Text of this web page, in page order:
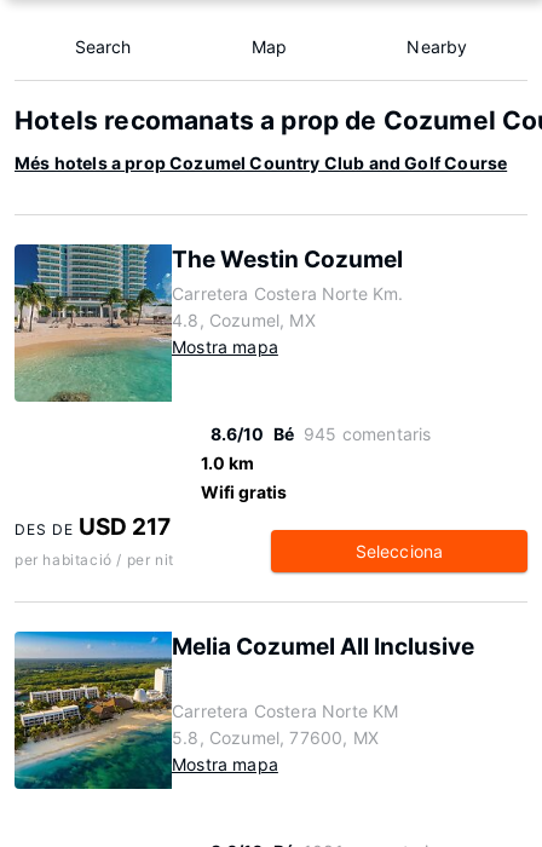
Search Map Nearby
Hotels recomanats a prop de Cozumel
Més hotels a prop Cozumel Country Club and Golf Course
The Westin Cozumel
Carretera Costera Norte Km.
4.8, Cozumel, MX
Mostra mapa
8.6/10 Bé 945 comentaris
1.0 km
Wifi gratis
DES DE USD 217
per habitació / per nit Selecciona
Melia Cozumel All Inclusive
Carretera Costera Norte KM
5.8, Cozumel, 77600, MX
Mostra mapa